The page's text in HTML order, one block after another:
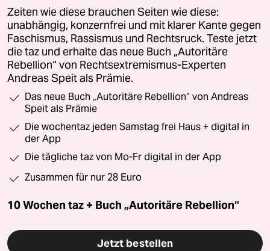
Zeiten wie diese brauchen Seiten wie diese:
unabhängig, konzernfrei und mit klarer Kante gegen
Faschismus, Rassismus und Rechtsruck. Teste jetzt
die taz und erhalte das neue Buch „Autoritäre
Rebellion“ von Rechtsextremismus-Experten
Andreas Speit als Prämie.
Das neue Buch „Autoritäre Rebellion“ von Andreas
Speit als Prämie
Die wochentaz jeden Samstag frei Haus + digital in
der App
Die tägliche taz von Mo-Fr digital in der App
Zusammen für nur 28 Euro
10 Wochen taz + Buch „Autoritäre Rebellion“
Jetzt bestellen